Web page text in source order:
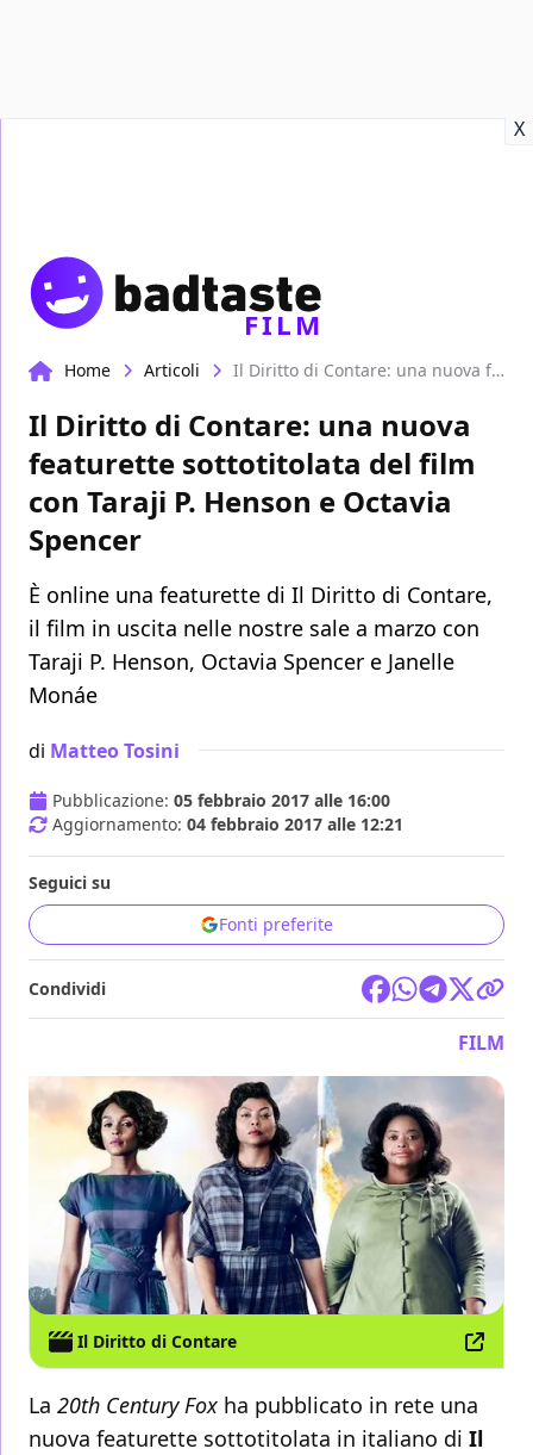
X
FILM
Home Articoli Il Diritto di Contare: una nuova featurette sottotitolata del film con Taraji P. Henson e Octavia Spencer
Il Diritto di Contare: una nuova
featurette sottotitolata del film
con Taraji P. Henson e Octavia
Spencer
È online una featurette di Il Diritto di Contare,
il film in uscita nelle nostre sale a marzo con
Taraji P. Henson, Octavia Spencer e Janelle
Monáe
di Matteo Tosini
Pubblicazione: 05 febbraio 2017 alle 16:00
Aggiornamento: 04 febbraio 2017 alle 12:21
Seguici su
Fonti preferite
Condividi
FILM
Il Diritto di Contare
La 20th Century Fox ha pubblicato in rete una
nuova featurette sottotitolata in italiano di Il